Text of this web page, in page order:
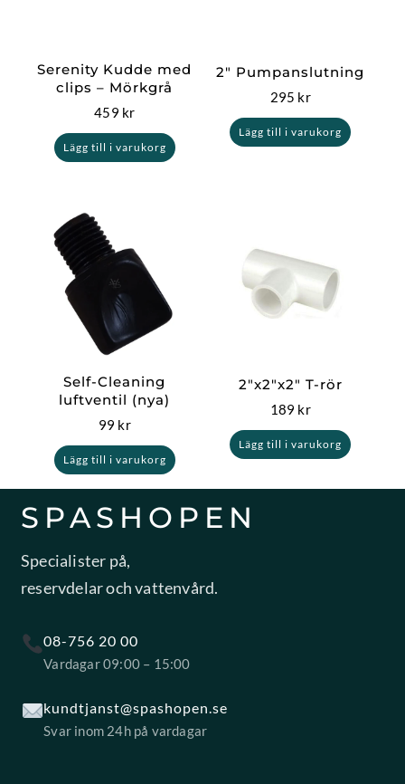
Serenity Kudde med
clips – Mörkgrå
459 kr
Lägg till i varukorg
2″ Pumpanslutning
295 kr
Lägg till i varukorg
Self-Cleaning
luftventil (nya)
99 kr
Lägg till i varukorg
2″x2″x2″ T-rör
189 kr
Lägg till i varukorg
SPASHOPEN
Specialister på,
reservdelar och vattenvård.
08-756 20 00
Vardagar 09:00 – 15:00
kundtjanst@spashopen.se
Svar inom 24h på vardagar